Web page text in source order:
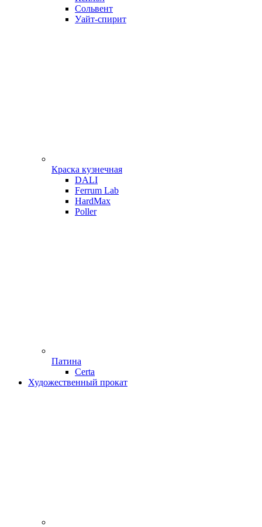
Сольвент
Уайт-спирит
Краска кузнечная
DALI
Ferrum Lab
HardMax
Poller
Патина
Certa
Художественный прокат